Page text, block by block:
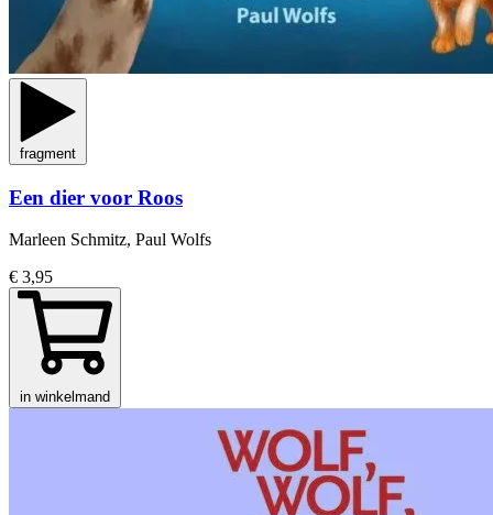
fragment
Een dier voor Roos
Marleen Schmitz, Paul Wolfs
€ 3,95
in winkelmand